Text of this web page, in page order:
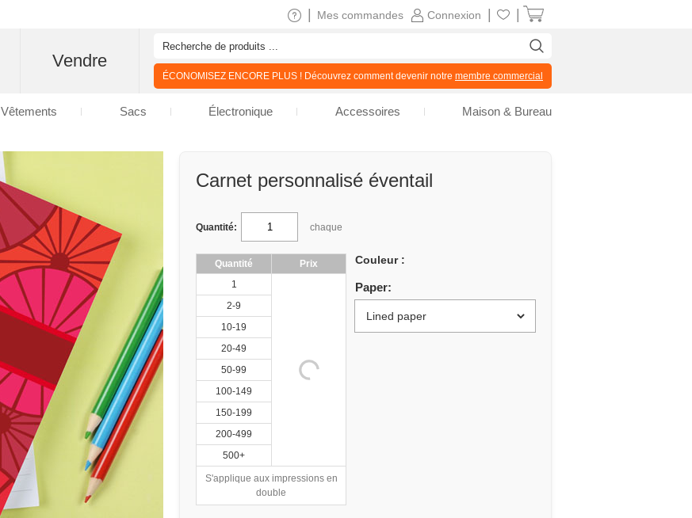
Carnet personnalisé éventail
Quantité: chaque
Quantité
Prix
1
2-9
10-19
20-49
50-99
100-149
150-199
200-499
500+
S'applique aux impressions en
double
Couleur :
Paper:
Connexion
Mes commandes
Vendre
ÉCONOMISEZ ENCORE PLUS ! Découvrez comment devenir notre membre commercial
Vêtements Sacs Électronique Accessoires Maison & Bureau